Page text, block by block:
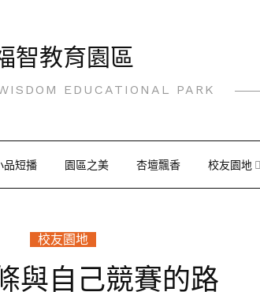
智教育園區
EDUCATIONAL PARK
品短播 園區之美 杏壇飄香 校友園地
校友園地
與自己競賽的路